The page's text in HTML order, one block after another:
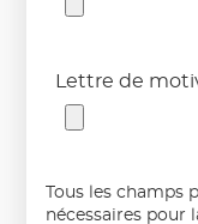
Lettre de
Tous les champs
nécessaires pour